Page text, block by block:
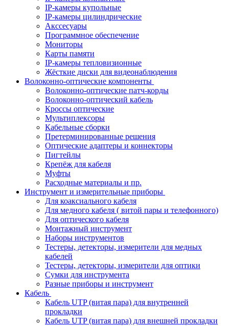
IP-камеры купольные
IP-камеры цилиндрические
Акссесуары
Программное обеспечение
Мониторы
Карты памяти
IP-камеры тепловизионные
Жёсткие диски для видеонаблюдения
Волоконно-оптические компоненты
Волоконно-оптические патч-корды
Волоконно-оптический кабель
Кроссы оптические
Мультиплексоры
Кабельные сборки
Претерминированные решения
Оптические адаптеры и коннекторы
Пигтейлы
Крепёж для кабеля
Муфты
Расходные материалы и пр.
Инструмент и измерительные приборы
Для коаксиального кабеля
Для медного кабеля ( витой пары и телефонного)
Для оптического кабеля
Монтажный инструмент
Наборы инструментов
Тестеры, детекторы, измерители для медных
кабелей
Тестеры, детекторы, измерители для оптики
Сумки для инструмента
Разные приборы и инструмент
Кабель
Кабель UTP (витая пара) для внутренней
прокладки
Кабель UTP (витая пара) для внешней прокладки